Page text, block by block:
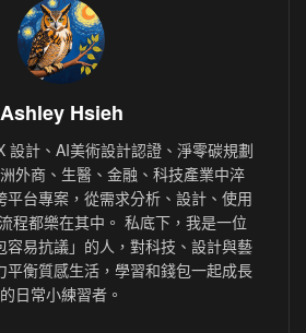
Ashley Hsieh
設計、AI美術設計認證、淨零碳規劃
外商、生醫、金融、科技產業中淬
平台專案，從需求分析、設計、使用
程都樂在其中。 私底下，我是一位
容易抗議」的人，對科技、設計與藝
平衡質感生活，學習和錢包一起成長
的日常小練習者。